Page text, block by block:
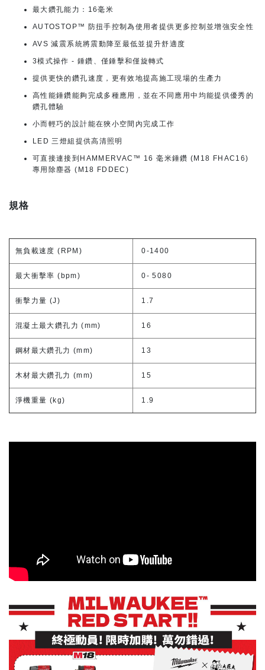
最大鑽孔能力：16毫米
AUTOSTOP™ 防扭手控制為使用者提供更多控制並增強安全性
AVS 減震系統將震動降至最低並提升舒適度
3模式操作 - 錘鑽、僅錘擊和僅旋轉式
提供更快的鑽孔速度，更有效地提高施工現場的生產力
高性能錘鑽能夠完成多種應用，並在不同應用中均能提供優秀的
鑽孔體驗
小而輕巧的設計能在狹小空間內完成工作
LED 三燈組提供高清照明
可直接連接到HAMMERVAC™ 16 毫米錘鑽 (M18 FHAC16)
專用除塵器 (M18 FDDEC)
規格
無負載速度 (RPM) 0-1400
最大衝擊率 (bpm) 0- 5080
衝擊力量 (J) 1.7
混凝土最大鑽孔力 (mm) 16
鋼材最大鑽孔力 (mm) 13
木材最大鑽孔力 (mm) 15
淨機重量 (kg) 1.9